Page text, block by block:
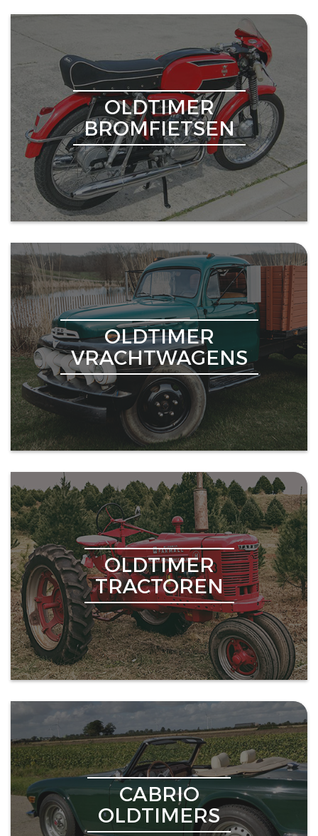
OLDTIMER
BROMFIETSEN
OLDTIMER
VRACHTWAGENS
OLDTIMER
TRACTOREN
CABRIO
OLDTIMERS